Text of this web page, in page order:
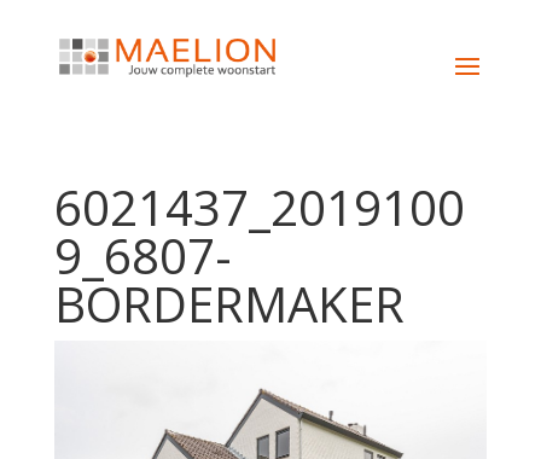
6021437_2019100
9_6807-
BORDERMAKER